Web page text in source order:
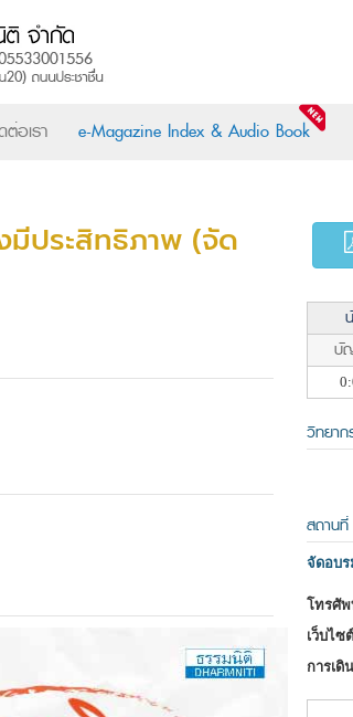
ต่อเรา e-Magazine Index & Audio Book
มีประสิทธิภาพ (จัด
บั
วิทยาก
สถานที่
จัดอบ
โทรศัพ
เว็บไซ
การเดิ